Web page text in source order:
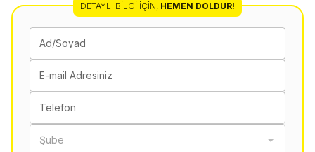
DETAYLI BILGI İÇIN, HEMEN DOLDUR!
Ad/Soyad
E-mail Adresiniz
Telefon
Şube